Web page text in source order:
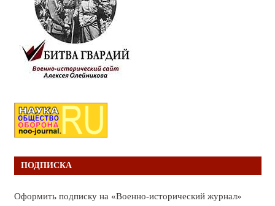
ПОДПИСКА
Оформить подписку на «Военно-исторический журнал»